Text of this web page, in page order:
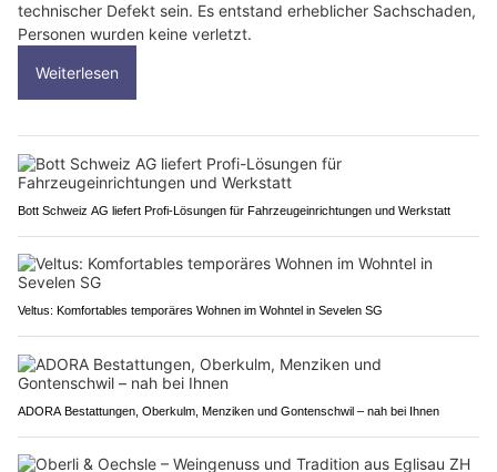
technischer Defekt sein. Es entstand erheblicher Sachschaden,
Personen wurden keine verletzt.
Weiterlesen
Bott Schweiz AG liefert Profi-Lösungen für Fahrzeugeinrichtungen und Werkstatt
Veltus: Komfortables temporäres Wohnen im Wohntel in Sevelen SG
ADORA Bestattungen, Oberkulm, Menziken und Gontenschwil – nah bei Ihnen